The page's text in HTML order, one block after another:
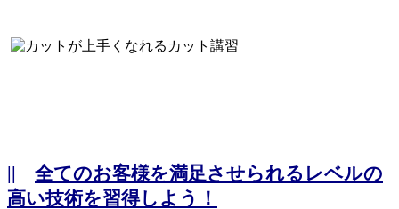
|| 全てのお客様を満足させられるレベルの
高い技術を習得しよう！